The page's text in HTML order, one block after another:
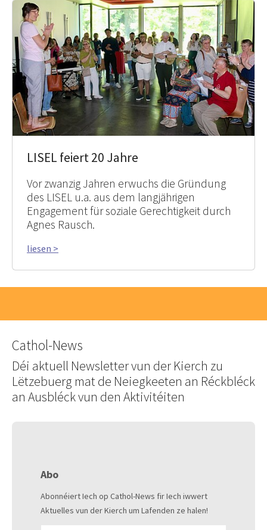
LISEL feiert 20 Jahre
Vor zwanzig Jahren erwuchs die Gründung
des LISEL u.a. aus dem langjährigen
Engagement für soziale Gerechtigkeit durch
Agnes Rausch.
liesen >
Cathol-News
Déi aktuell Newsletter vun der Kierch zu
Lëtzebuerg mat de Neiegkeeten an Réckbléck
an Ausbléck vun den Aktivitéiten
Abo
Abonnéiert Iech op Cathol-News fir Iech iwwert
Aktuelles vun der Kierch um Lafenden ze halen!